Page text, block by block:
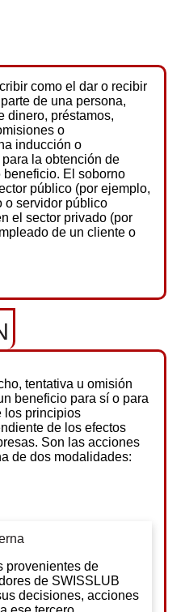
como el dar o recibir
de una persona,
dinero, préstamos,
o
inducción o
la obtención de
El soborno
público (por ejemplo,
o servidor público
el sector privado (por
de un cliente o
tentativa u omisión
beneficio para sí o para
los principios
de los efectos
Son las acciones
de dos modalidades:
provenientes de
de SWISSLUB
decisiones, acciones